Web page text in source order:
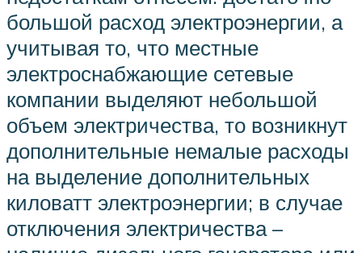
большой расход электроэнергии, а
учитывая то, что местные
электроснабжающие сетевые
компании выделяют небольшой
объем электричества, то возникнут
дополнительные немалые расходы
на выделение дополнительных
киловатт электроэнергии; в случае
отключения электричества –